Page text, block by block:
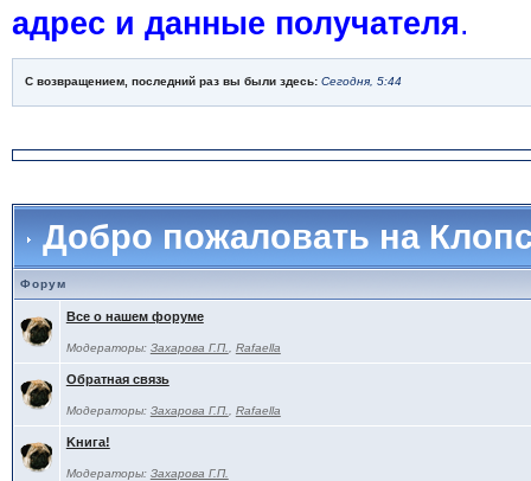
адрес и данные получателя.
С возвращением, последний раз вы были здесь: Сегодня, 5:44
Добро пожаловать на
Форум
Все о нашем форуме
Модераторы: Захарова Г.П. Rafaella
Обратная связь
Модераторы: Захарова Г.П. Rafaella
Kнига!
Модераторы: Захарова Г.П.